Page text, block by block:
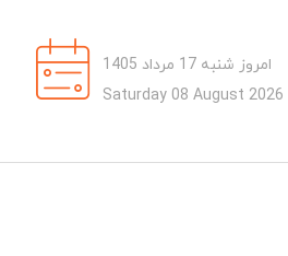
امروز شنبه 17 مرداد 1405
Saturday 08 August 2026